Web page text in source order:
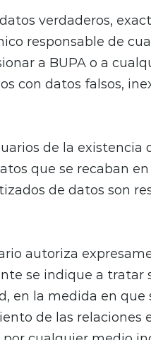
verdaderos,
responsable de
a BUPA o a
con datos falsos,
de la existencia
que se recaban
de datos son
autoriza
se indique a tratar
en la medida en que
de las relaciones